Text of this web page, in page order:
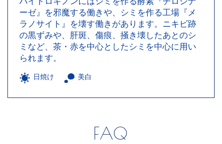
ーゼ』を邪魔する働きや、シミを作る工場『メ
ラノサイト』を壊す働きがあります。ニキビ跡
の黒ずみや、肝斑、傷痕、掻き壊したあとのシ
ミなど、茶・赤を中心としたシミを中心に用い
られます。
日焼け 美白
FAQ